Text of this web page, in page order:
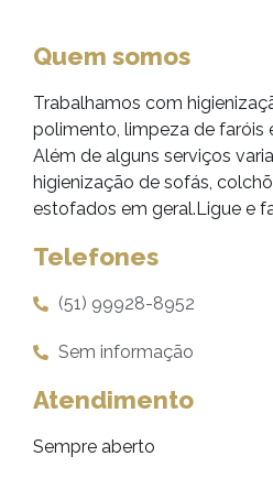
Quem somos
Trabalhamos com
polimento, limpeza de faróis
Além de alguns serviços
higienização de sofás,
estofados em geral.Ligue e
Telefones
(51) 99928-8952
Sem informação
Atendimento
Sempre aberto